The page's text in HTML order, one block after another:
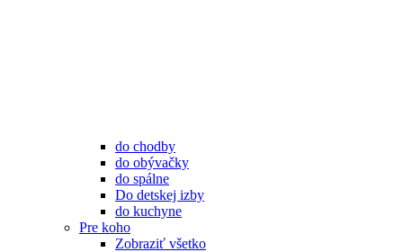
do chodby
do obývačky
do spálne
Do detskej izby
do kuchyne
Pre koho
Zobraziť všetko